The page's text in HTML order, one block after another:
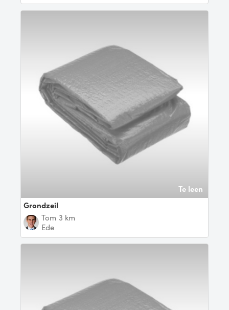
Te leen
Grondzeil
Tom 3 km
Ede